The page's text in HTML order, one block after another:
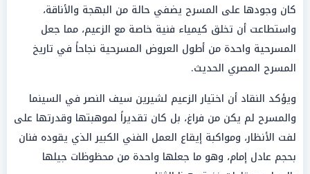
كان وجودها على المسرح يضفي حالة من البهجة والأناقة،
واستطاعت أن تخلق كيمياء فنية خاصة مع الزعيم، مما جعل
المسرحية واحدة من أطول العروض المسرحية نجاحاً في تاريخ
المسرح المصري الحديث.
ويؤكد النقاد أن اختيار الزعيم لشيرين سيف النصر في السينما
والمسرح لم يكن من فراغ، بل كان تقديراً لموهبتها وقدرتها على
لفت الأنظار، ومواكبة إيقاع العمل الفني الكبير الذي يقوده فنان
بحجم عادل إمام، وهو ما جعلها واحدة من محظوظات جيلها